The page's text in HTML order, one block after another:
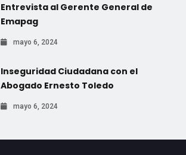
Entrevista al Gerente General de
Emapag
mayo 6, 2024
Inseguridad Ciudadana con el
Abogado Ernesto Toledo
mayo 6, 2024